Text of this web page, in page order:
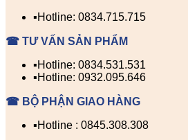
▪️Hotline: 0834.715.715
☎ TƯ VẤN SẢN PHẨM
▪️Hotline: 0834.531.531
▪️Hotline: 0932.095.646
☎ BỘ PHẬN GIAO HÀNG
▪️Hotline : 0845.308.308